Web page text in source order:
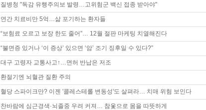
질병청 "독감 유행주의보 발령…고위험군 백신 접종 받아야"
연간 치료비만 5억…삶 포기하는 환자들
“보험료 오르고 보장 한도 줄어”… 12월 절판 마케팅 치열해진다
“불면증 있거나 ‘이 증상’ 있으면 ‘암’ 조기 징후일 수 있다?”
대구 고령자 교통사고↑…면허 반납은 저조
환절기엔 뇌혈관 질환 주의
혈당 스파이크만? 이젠 '콜레스테롤 변동성'도 살펴라… 치매 위험 보인다
찬바람에 심근경색·뇌졸중 우려 커져… 참옻으로 몸을 따뜻하게